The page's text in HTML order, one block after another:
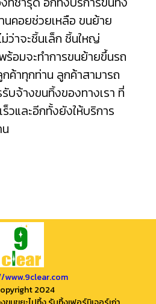
นคอยช่วยเหลือ ขนย้าย
ว่าจะชิ้นเล็ก ชิ้นใหญ่
ร้อมจะทำการขนย้ายขึ้นรถ
ค้าทุกท่าน ลูกค้าสามารถ
บจ้างขนทิ้งของทางเรา ที่
วและอีกทั้งยังให้บริการ
2024